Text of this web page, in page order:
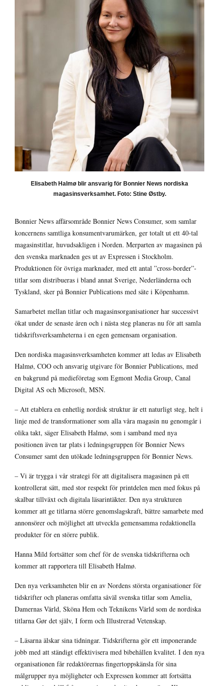
Elisabeth Halmø blir ansvarig för Bonnier News nordiska
magasinsverksamhet. Foto: Stine Østby.
Bonnier News affärsområde Bonnier News Consumer, som samlar
koncernens samtliga konsumentvarumärken, ger totalt ut ett 40-tal
magasinstitlar, huvudsakligen i Norden. Merparten av magasinen på
den svenska marknaden ges ut av Expressen i Stockholm.
Produktionen för övriga marknader, med ett antal ”cross-border”-
titlar som distribueras i bland annat Sverige, Nederländerna och
Tyskland, sker på Bonnier Publications med säte i Köpenhamn.
Samarbetet mellan titlar och magasinsorganisationer har successivt
ökat under de senaste åren och i nästa steg planeras nu för att samla
tidskriftsverksamheterna i en egen gemensam organisation.
Den nordiska magasinsverksamheten kommer att ledas av Elisabeth
Halmø, COO och ansvarig utgivare för Bonnier Publications, med
en bakgrund på medieföretag som Egmont Media Group, Canal
Digital AS och Microsoft, MSN.
– Att etablera en enhetlig nordisk struktur är ett naturligt steg, helt i
linje med de transformationer som alla våra magasin nu genomgår i
olika takt, säger Elisabeth Halmø, som i samband med nya
positionen även tar plats i ledningsgruppen för Bonnier News
Consumer samt den utökade ledningsgruppen för Bonnier News.
– Vi är trygga i vår strategi för att digitalisera magasinen på ett
kontrollerat sätt, med stor respekt för printdelen men med fokus på
skalbar tillväxt och digitala läsarintäkter. Den nya strukturen
kommer att ge titlarna större genomslagskraft, bättre samarbete med
annonsörer och möjlighet att utveckla gemensamma redaktionella
produkter för en större publik.
Hanna Mild fortsätter som chef för de svenska tidskrifterna och
kommer att rapportera till Elisabeth Halmø.
Den nya verksamheten blir en av Nordens största organisationer för
tidskrifter och planeras omfatta såväl svenska titlar som Amelia,
Damernas Värld, Sköna Hem och Teknikens Värld som de nordiska
titlarna Gør det själv, I form och Illustrerad Vetenskap.
– Läsarna älskar sina tidningar. Tidskrifterna gör ett imponerande
jobb med att ständigt effektivisera med bibehållen kvalitet. I den nya
organisationen får redaktörernas fingertoppskänsla för sina
målgrupper nya möjligheter och Expressen kommer att fortsätta